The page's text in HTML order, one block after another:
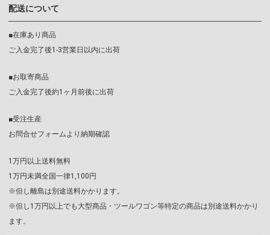
配送について
■在庫あり商品
ご入金完了後1-3営業日以内に出荷
■お取寄商品
ご入金完了後約1ヶ月前後に出荷
■受注生産
お問合せフォームより納期確認
1万円以上送料無料
1万円未満全国一律1,100円
※但し離島は別途送料かかります。
※但し1万円以上でも大型商品・ツールワゴン等特定の商品は別途送料かかり
ます。